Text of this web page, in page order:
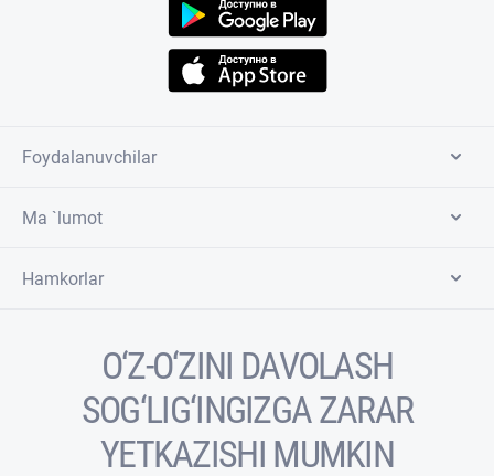
Foydalanuvchilar
Ma `lumot
Hamkorlar
O‘Z-O‘ZINI DAVOLASH
SOG‘LIG‘INGIZGA ZARAR
YETKAZISHI MUMKIN